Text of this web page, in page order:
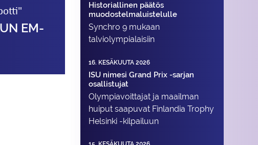
EM-
Historiallinen päätös
muodostelmaluistelulle
Synchro 9 mukaan
talviolympialaisiin
16. KESÄKUUTA 2026
ISU nimesi Grand Prix -sarjan
osallistujat
Olympiavoittajat ja maailman
huiput saapuvat Finlandia Trophy
Helsinki -kilpailuun